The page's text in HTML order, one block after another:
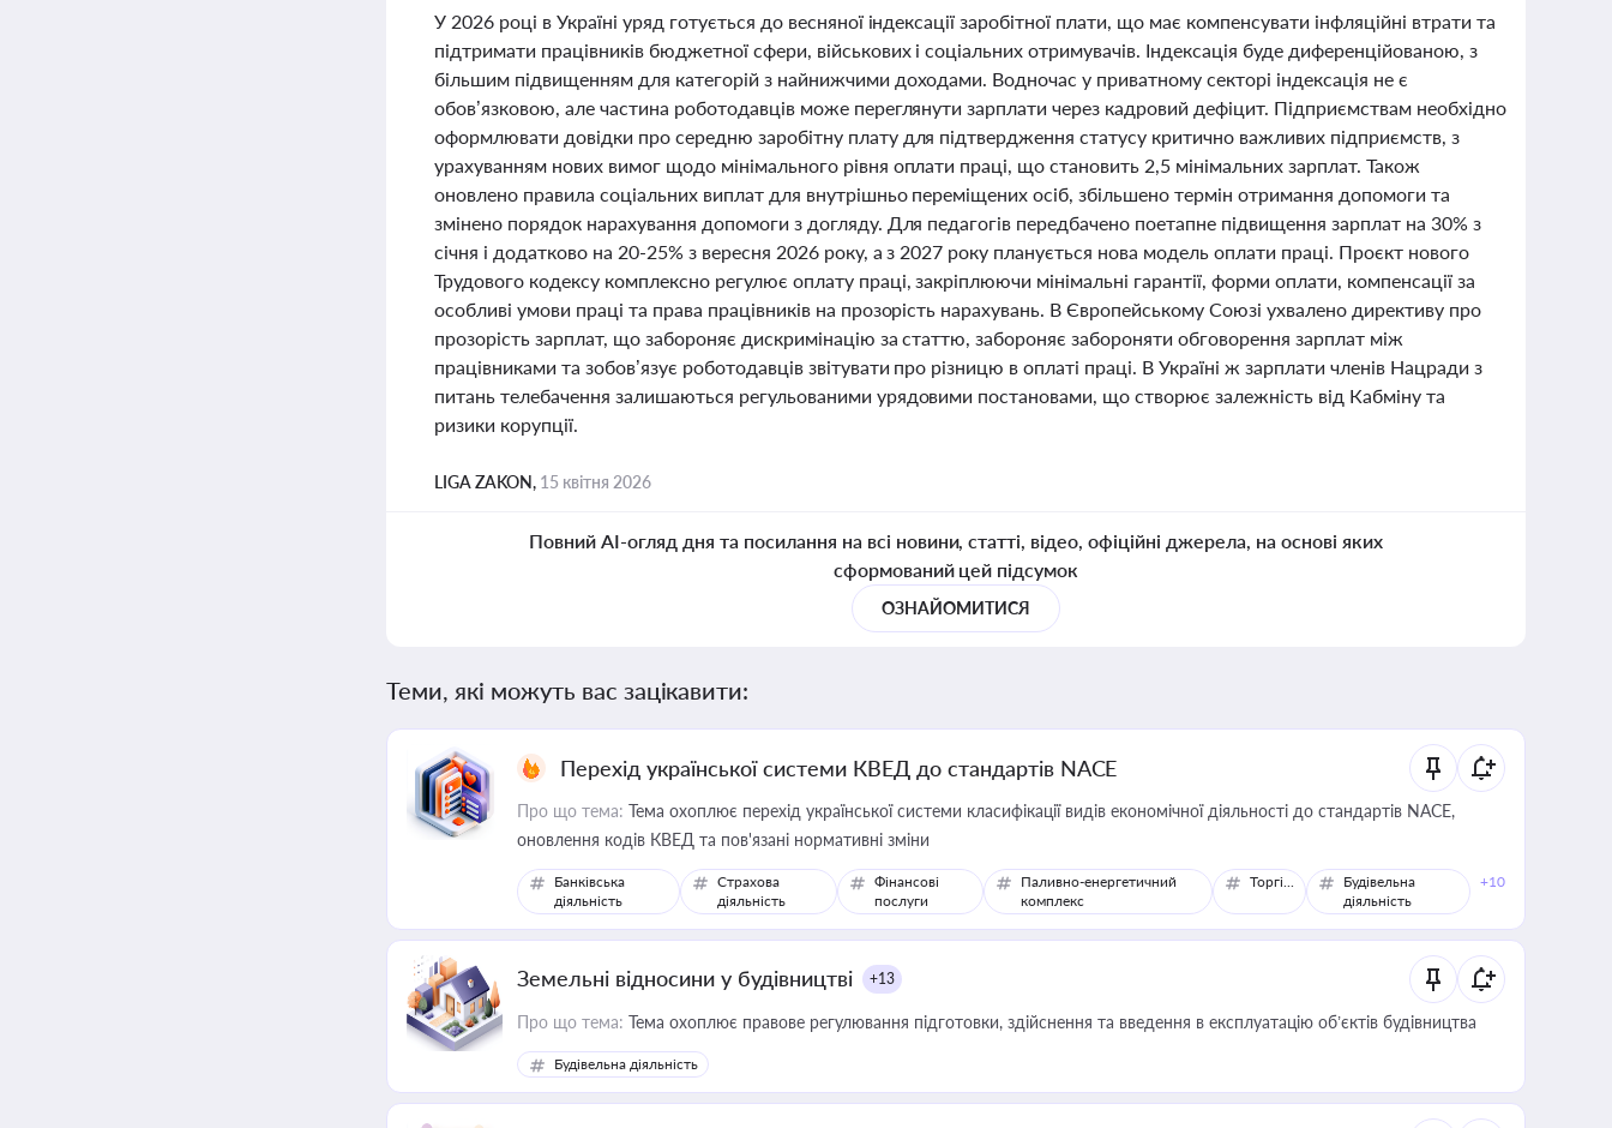
У 2026 році в Україні уряд готується до весняної індексації заробітної плати, що має компенсувати інфляційні втрати та
підтримати працівників бюджетної сфери, військових і соціальних отримувачів. Індексація буде диференційованою, з
більшим підвищенням для категорій з найнижчими доходами. Водночас у приватному секторі індексація не є
обов’язковою, але частина роботодавців може переглянути зарплати через кадровий дефіцит. Підприємствам необхідно
оформлювати довідки про середню заробітну плату для підтвердження статусу критично важливих підприємств, з
урахуванням нових вимог щодо мінімального рівня оплати праці, що становить 2,5 мінімальних зарплат. Також
оновлено правила соціальних виплат для внутрішньо переміщених осіб, збільшено термін отримання допомоги та
змінено порядок нарахування допомоги з догляду. Для педагогів передбачено поетапне підвищення зарплат на 30% з
січня і додатково на 20-25% з вересня 2026 року, а з 2027 року планується нова модель оплати праці. Проєкт нового
Трудового кодексу комплексно регулює оплату праці, закріплюючи мінімальні гарантії, форми оплати, компенсації за
особливі умови праці та права працівників на прозорість нарахувань. В Європейському Союзі ухвалено директиву про
прозорість зарплат, що забороняє дискримінацію за статтю, забороняє забороняти обговорення зарплат між
працівниками та зобов’язує роботодавців звітувати про різницю в оплаті праці. В Україні ж зарплати членів Нацради з
питань телебачення залишаються регульованими урядовими постановами, що створює залежність від Кабміну та
ризики корупції.
LIGA ZAKON, 15 квітня 2026
Повний AI-огляд дня та посилання на всі новини, статті, відео, офіційні джерела, на основі яких
сформований цей підсумок
ОЗНАЙОМИТИСЯ
Теми, які можуть вас зацікавити:
Перехід української системи КВЕД до стандартів NACE
Про що тема: Тема охоплює перехід української системи класифікації видів економічної діяльності до стандартів NACE,
оновлення кодів КВЕД та пов'язані нормативні зміни
Банківська
діяльність
Страхова
діяльність
Фінансові
послуги
Паливно-енергетичний
комплекс
Торгівля
Будівельна
діяльність
+10
Земельні відносини у будівництві +13
Про що тема: Тема охоплює правове регулювання підготовки, здійснення та введення в експлуатацію об’єктів будівництва
Будівельна діяльність